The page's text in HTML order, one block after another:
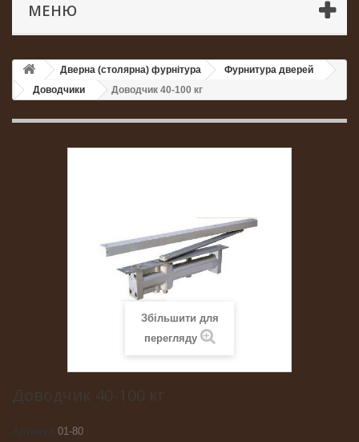
МЕНЮ
Дверна (столярна) фурнітура
Фурнитура дверей
Доводчики
Доводчик 40-100 кг
Збільшити для
перегляду
Доводчик 40-100 кг
Артикул
01-80